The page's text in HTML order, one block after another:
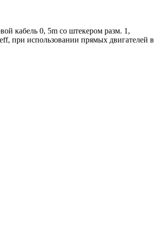
кабель 0, 5m со штекером разм. 1,
при использовании прямых двигателей в